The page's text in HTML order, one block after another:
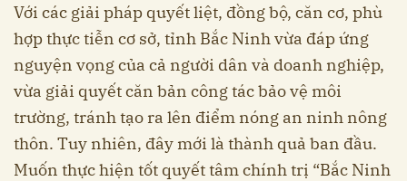
Với các giải pháp quyết liệt, đồng bộ, căn cơ, phù
hợp thực tiễn cơ sở, tỉnh Bắc Ninh vừa đáp ứng
nguyện vọng của cả người dân và doanh nghiệp,
vừa giải quyết căn bản công tác bảo vệ môi
trường, tránh tạo ra lên điểm nóng an ninh nông
thôn. Tuy nhiên, đây mới là thành quả ban đầu.
Muốn thực hiện tốt quyết tâm chính trị “Bắc Ninh